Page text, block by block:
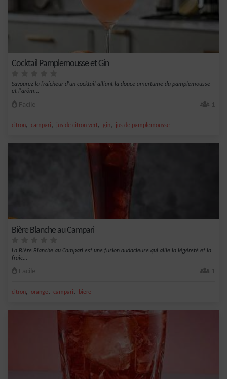
Cocktail Pamplemousse et Gin
Savourez la fraîcheur d'un cocktail alliant la douce amertume du pamplemousse
et l'arôm...
Facile 1
citron, campari, jus de citron vert, gin, jus de pamplemousse
Bière Blanche au Campari
La Bière Blanche au Campari est une fusion audacieuse qui allie la légèreté et la
fraîc...
Facile 1
citron, orange, campari, biere